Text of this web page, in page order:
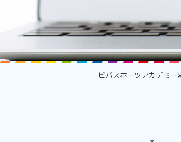
ビバスポーツアカデミ